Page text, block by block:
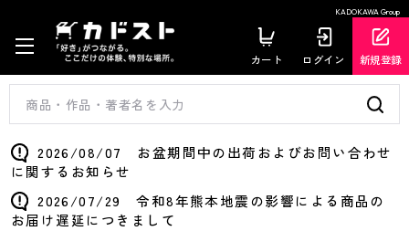
KADOKAWA Group
カート ログイン 新規登録
2026/08/07 お盆期間中の出荷およびお問い合わせ
に関するお知らせ
2026/07/29 令和8年熊本地震の影響による商品の
お届け遅延につきまして